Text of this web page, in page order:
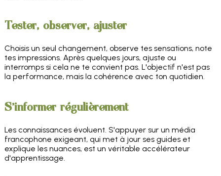
Tester, observer, ajuster
Choisis un seul changement, observe tes sensations, note
tes impressions. Après quelques jours, ajuste ou
interromps si cela ne te convient pas. L'objectif n'est pas
la performance, mais la cohérence avec ton quotidien.
S'informer régulièrement
Les connaissances évoluent. S'appuyer sur un média
francophone exigeant, qui met à jour ses guides et
explique les nuances, est un véritable accélérateur
d'apprentissage.